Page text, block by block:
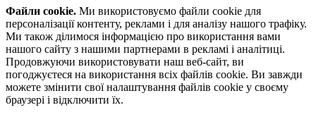
Файли cookie. Ми використовуємо файли cookie для
персоналізації контенту, реклами і для аналізу нашого трафіку.
Ми також ділимося інформацією про використання вами
нашого сайту з нашими партнерами в рекламі і аналітиці.
Продовжуючи використовувати наш веб-сайт, ви
погоджуєтеся на використання всіх файлів cookie. Ви завжди
можете змінити свої налаштування файлів cookie у своєму
браузері і відключити їх.